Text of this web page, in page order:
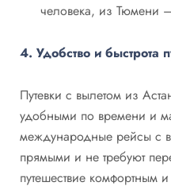
человека, из Тюмени
4. Удобство и быстрота
Путевки с вылетом из
удобными по времени и
международные рейсы с
прямыми и не требуют
путешествие комфортным